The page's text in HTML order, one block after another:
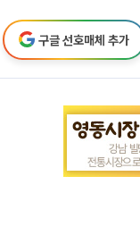
구글 선호매체 추가